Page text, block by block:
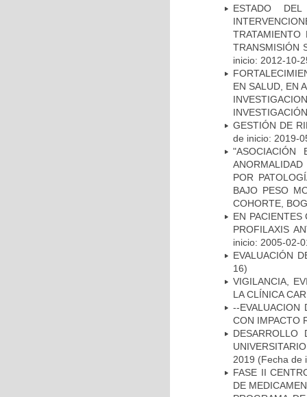
ESTADO
TRANSMISIÓN
inicio: 2012-10-
EN SALUD, EN
GESTIÓN DE
de inicio: 2019-
"ASOCIACIÓN
ANORMALIDAD
POR
BAJO PESO
COHORTE,
EN PACIENTES
PROFILAXIS
inicio: 2005-02-
EVALUACIÓN
16)
VIGILANCIA,
LA CLÍNICA
--EVALUACION
CON IMPACTO
DESARROLLO
2019 (Fecha de
FASE II
DE